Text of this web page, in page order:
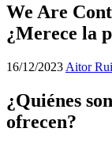
We Are
¿Merece la
16/12/2023 Aitor
¿Quiénes
ofrecen?